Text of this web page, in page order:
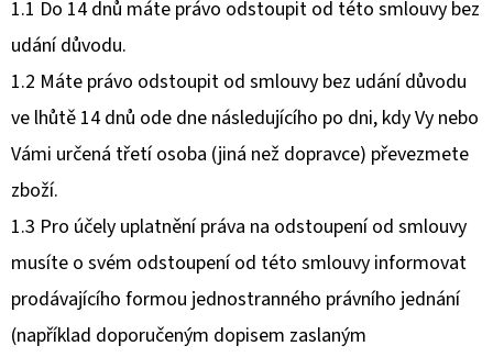
1.1 Do 14 dnů máte právo odstoupit od této smlouvy bez
udání důvodu.
1.2 Máte právo odstoupit od smlouvy bez udání důvodu
ve lhůtě 14 dnů ode dne následujícího po dni, kdy Vy nebo
Vámi určená třetí osoba (jiná než dopravce) převezmete
zboží.
1.3 Pro účely uplatnění práva na odstoupení od smlouvy
musíte o svém odstoupení od této smlouvy informovat
prodávajícího formou jednostranného právního jednání
(například doporučeným dopisem zaslaným